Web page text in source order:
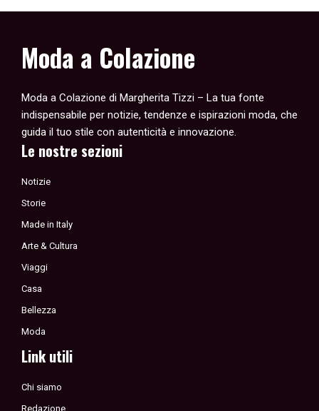
Moda a Colazione
Moda a Colazione di Margherita Tizzi – La tua fonte
indispensabile per notizie, tendenze e ispirazioni moda, che
guida il tuo stile con autenticità e innovazione.
Le nostre sezioni
Notizie
Storie
Made in Italy
Arte & Cultura
Viaggi
Casa
Bellezza
Moda
Link utili
Chi siamo
Redazione